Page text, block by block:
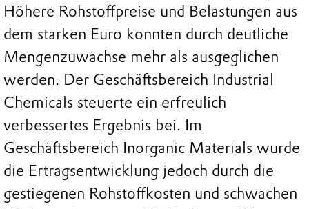
Höhere Rohstoffpreise und Belastungen aus
dem starken Euro konnten durch deutliche
Mengenzuwächse mehr als ausgeglichen
werden. Der Geschäftsbereich Industrial
Chemicals steuerte ein erfreulich
verbessertes Ergebnis bei. Im
Geschäftsbereich Inorganic Materials wurde
die Ertragsentwicklung jedoch durch die
gestiegenen Rohstoffkosten und schwachen